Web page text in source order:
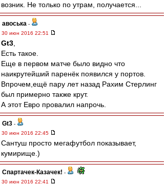
возник. Не только по утрам, получается...
авоська -
30 июн 2016 22:51
Gt3
Есть такое.
Еще в первом матче было видно что
наикрутейший паренёк появился у портов.
Впрочем,ещё пару лет назад Рахим Стерлинг
был примерно также крут.
А этот Евро провалил напрочь.
Gt3 -
30 июн 2016 22:45
Сантуш просто мегафутбол показывает,
кумирище.)
Спартачек-Казачек! -
30 июн 2016 22:41